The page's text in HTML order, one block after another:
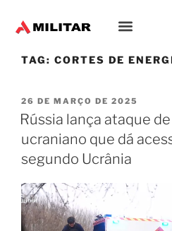
TAG: CORTES DE
26 DE MARÇO DE 2025
Rússia lança ataque
ucraniano que dá
segundo Ucrânia